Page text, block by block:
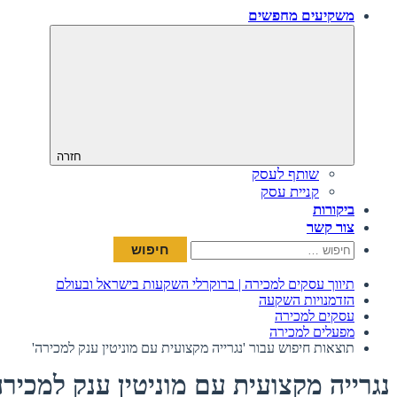
משקיעים מחפשים
חזרה
שותף לעסק
קניית עסק
ביקורות
צור קשר
חיפוש:
תיווך עסקים למכירה | ברוקרלי השקעות בישראל ובעולם
הזדמנויות השקעה
עסקים למכירה
מפעלים למכירה
תוצאות חיפוש עבור 'נגרייה מקצועית עם מוניטין ענק למכירה'
נגרייה מקצועית עם מוניטין ענק